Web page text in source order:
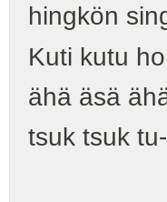
hingkön
Kuti kutu
ähä äsä
tsuk tsuk